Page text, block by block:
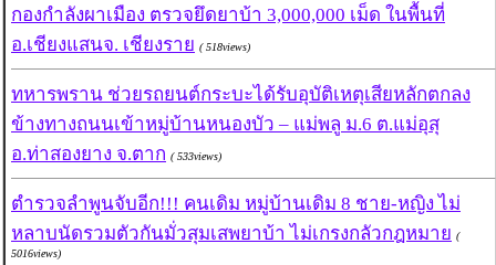
กองกำลังผาเมือง ตรวจยึดยาบ้า 3,000,000 เม็ด ในพื้นที่
อ.เชียงแสนจ. เชียงราย ( 518views)
ทหารพราน ช่วยรถยนต์กระบะได้รับอุบัติเหตุเสียหลักตกลง
ข้างทางถนนเข้าหมู่บ้านหนองบัว – แม่พลู ม.6 ต.แม่อุสุ
อ.ท่าสองยาง จ.ตาก ( 533views)
ตำรวจลำพูนจับอีก!!! คนเดิม หมู่บ้านเดิม 8 ชาย-หญิง ไม่
หลาบนัดรวมตัวกันมั่วสุมเสพยาบ้า ไม่เกรงกลัวกฎหมาย (
5016views)